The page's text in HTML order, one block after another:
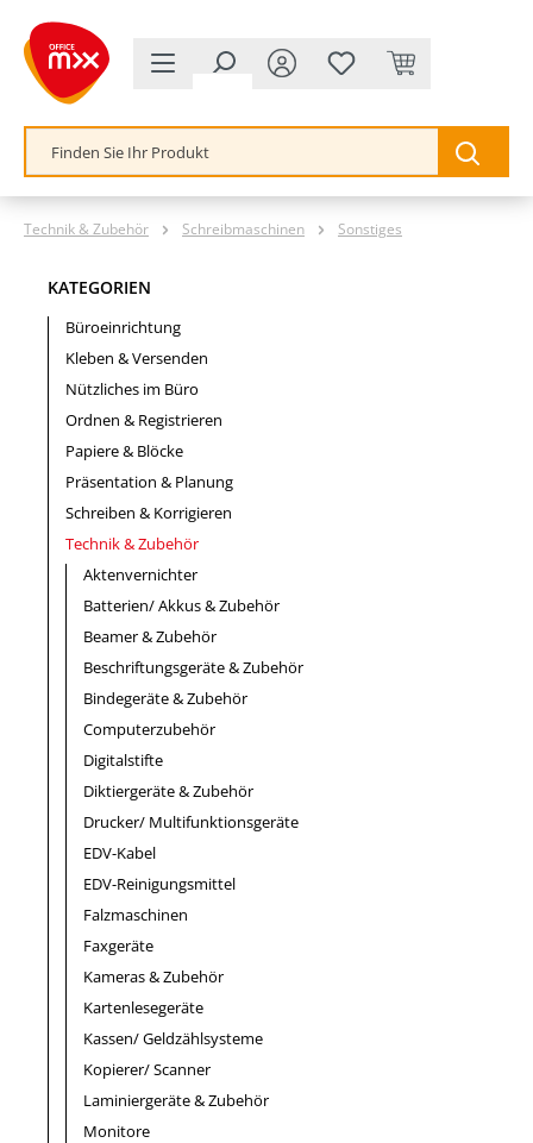
springen
Technik & Zubehör Schreibmaschinen Sonstiges
KATEGORIEN
Büroeinrichtung
Kleben & Versenden
Nützliches im Büro
Ordnen & Registrieren
Papiere & Blöcke
Präsentation & Planung
Schreiben & Korrigieren
Technik & Zubehör
Aktenvernichter
Batterien/ Akkus & Zubehör
Beamer & Zubehör
Beschriftungsgeräte & Zubehör
Bindegeräte & Zubehör
Computerzubehör
Digitalstifte
Diktiergeräte & Zubehör
Drucker/ Multifunktionsgeräte
EDV-Kabel
EDV-Reinigungsmittel
Falzmaschinen
Faxgeräte
Kameras & Zubehör
Kartenlesegeräte
Kassen/ Geldzählsysteme
Kopierer/ Scanner
Laminiergeräte & Zubehör
Monitore